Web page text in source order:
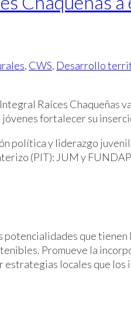
, CWS, Desarrollo
Raíces Chaqueñas
fortalecer su
política y liderazgo
(PIT): JUM y
potencialidades que
Promueve la
estrategias locales que los